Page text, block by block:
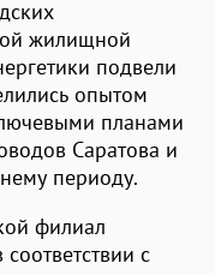
жилищной
подвели
опытом
планами
Саратова и
периоду.
филиал
с